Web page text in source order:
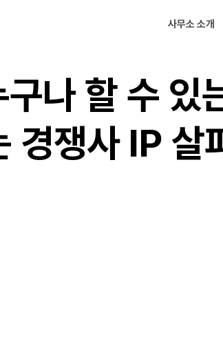
사무소 소개
나 할 수 있
경쟁사 IP 살